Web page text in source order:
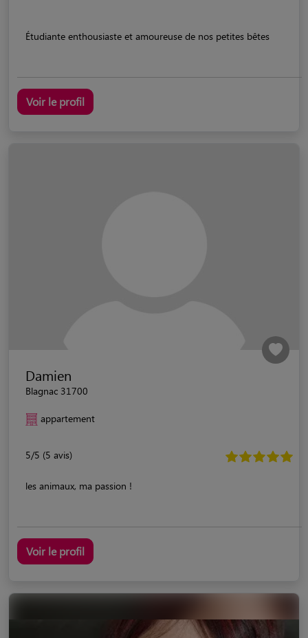
Étudiante enthousiaste et amoureuse de nos petites bêtes
Voir le profil
Damien
Blagnac 31700
appartement
5/5 (5 avis)
les animaux, ma passion !
Voir le profil